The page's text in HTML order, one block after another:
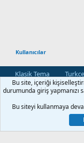
Kullanıcılar
Klasik Tema
Bize Ulaşın
Kullanım ve
R
S
Community platform by
[XGT] Forum statistics system
Bu site, içeriği
durumunda giriş
Bu siteyi kullanmaya